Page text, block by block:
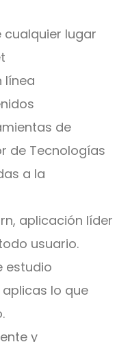
cualquier lugar
línea
de
de Tecnologías
a la
aplicación líder
usuario.
estudio
lo que
y